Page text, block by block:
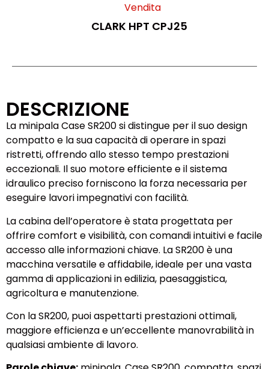
Vendita
CLARK HPT CPJ25
DESCRIZIONE
La minipala Case SR200 si distingue per il suo design
compatto e la sua capacità di operare in spazi
ristretti, offrendo allo stesso tempo prestazioni
eccezionali. Il suo motore efficiente e il sistema
idraulico preciso forniscono la forza necessaria per
eseguire lavori impegnativi con facilità.
La cabina dell’operatore è stata progettata per
offrire comfort e visibilità, con comandi intuitivi e facile
accesso alle informazioni chiave. La SR200 è una
macchina versatile e affidabile, ideale per una vasta
gamma di applicazioni in edilizia, paesaggistica,
agricoltura e manutenzione.
Con la SR200, puoi aspettarti prestazioni ottimali,
maggiore efficienza e un’eccellente manovrabilità in
qualsiasi ambiente di lavoro.